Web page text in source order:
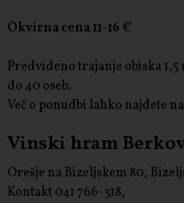
Okvirna cena 11-16 €
Predvideno trajanje obiska
do 40 oseb.
Več o ponudbi lahko najdete na
Vinski hram
Orešje na Bizeljskem 80,
Kontakt 041 766-318,